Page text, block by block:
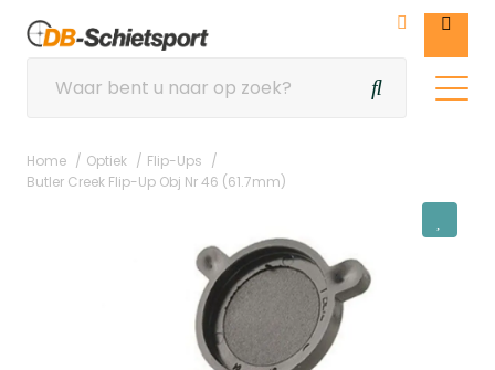
Home Optiek
Flip-Ups
Butler Creek Flip-Up Obj Nr 46 (61.7mm)